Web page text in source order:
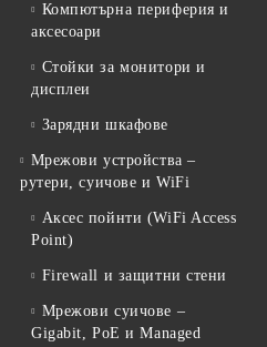
Компютърна периферия и
аксесоари
Стойки за монитори и
дисплеи
Зарядни шкафове
Мрежови устройства –
рутери, суичове и WiFi
Аксес пойнти (WiFi Access
Point)
Firewall и защитни стени
Мрежови суичове –
Gigabit, PoE и Managed